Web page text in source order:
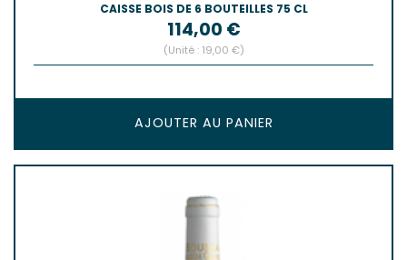
CAISSE BOIS DE 6 BOUTEILLES 75 CL
Prix
114,00 €
(Unité : 19,00 €)
AJOUTER AU PANIER